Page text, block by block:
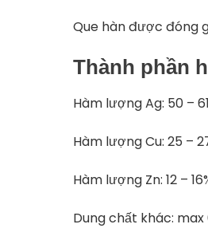
Que hàn được đóng
Thành phần
Hàm lượng Ag: 50 –
Hàm lượng Cu: 25 –
Hàm lượng Zn: 12 –
Dung chất khác: max